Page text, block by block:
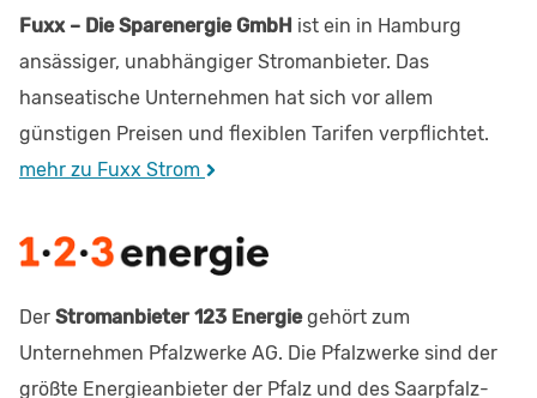
Fuxx – Die Sparenergie GmbH ist ein in Hamburg
ansässiger, unabhängiger Stromanbieter. Das
hanseatische Unternehmen hat sich vor allem
günstigen Preisen und flexiblen Tarifen verpflichtet.
mehr zu Fuxx Strom
Der Stromanbieter 123 Energiegehört zum
Unternehmen Pfalzwerke AG. Die Pfalzwerke sind der
größte Energieanbieter der Pfalz und des Saarpfalz-